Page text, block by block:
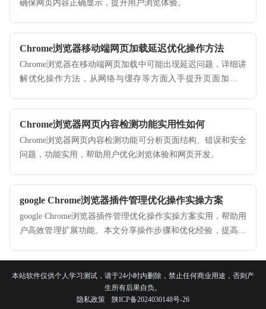
确保网页内容正确显示，提升用户浏览体验。
Chrome浏览器移动端网页加载延迟优化操作方法
Chrome浏览器在移动端网页加载中可能出现延迟问题，详细讲
解优化操作方法，从网络与缓存等方面入手提升页面加载速
Chrome浏览器网页内容检测功能实用性如何
Chrome浏览器网页内容检测功能可分析页面结构、错误和安全
问题，功能实用，帮助用户优化浏览体验和网页开发。
google Chrome浏览器插件管理优化操作实操方案
google Chrome浏览器插件管理优化操作实操方案实用，帮助用
户高效管理扩展功能。本文分享操作步骤和优化经验，提高浏
本站软件仅供个人学习测试，请于24小时内删除，禁止任何商业用途，否则产
生所有后果自负。
隐私政策
陕ICP备2024030148号-26